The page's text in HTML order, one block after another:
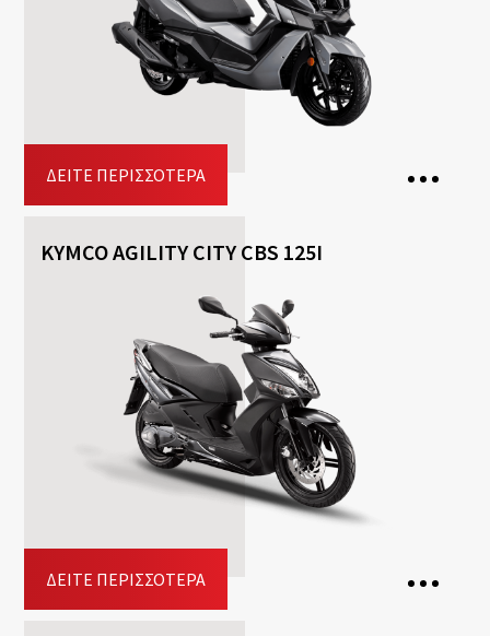
Free Helmet
Included Top-case
Driving licence: A2, A
ΔΕΊΤΕ ΠΕΡΙΣΣΌΤΕΡΑ
Κιβώτιο ταχυτήτων: Aυτόματο
Καύσιμο: Βενζίνη
Free Helmet
Included Top-case
Driving licence: A2, A
KYMCO AGILITY CITY CBS 125I
ΔΕΊΤΕ ΠΕΡΙΣΣΌΤΕΡΑ